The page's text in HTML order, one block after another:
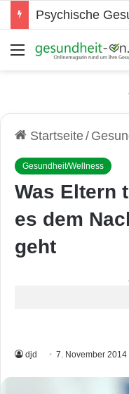
Psychische
Menü
Startseite/
Gesundheit/Wellness
Was Eltern
es dem
geht
djd 7. November 2014